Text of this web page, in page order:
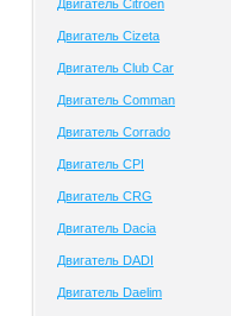
Двигатель Citroen
Двигатель Cizeta
Двигатель Club Сar
Двигатель Comman
Двигатель Corrado
Двигатель CPI
Двигатель CRG
Двигатель Dacia
Двигатель DADI
Двигатель Daelim